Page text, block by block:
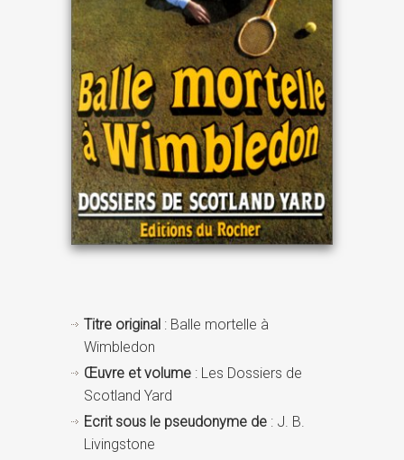
Titre original : Balle mortelle à
Wimbledon
Œuvre et volume : Les Dossiers de
Scotland Yard
Ecrit sous le pseudonyme de : J. B.
Livingstone